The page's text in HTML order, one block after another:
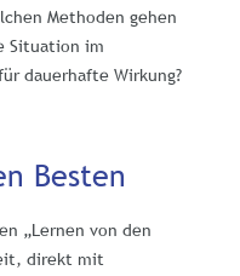
Methoden gehen
Situation im
dauerhafte Wirkung?
Besten
„Lernen von den
direkt mit